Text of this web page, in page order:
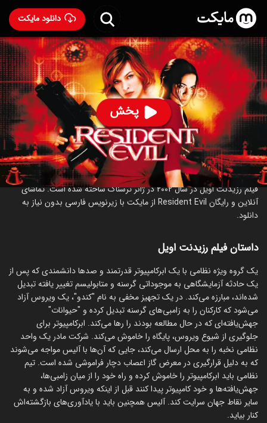
دانلود مایکت
پخش
فیلم رزیدنت اویل- Resident Evil 2002
۳۶۰ 81 ۶.۶
ساخت آلمان سال 2002
رده سنی ۱۸+
ترسناک
علمی‌تخیلی
درباره فیلم رزیدنت اویل
فیلم رزیدنت اویل در سال 2002 در ژانر ترسناک ساخته شده است. تماشای
آنلاین و رایگان Resident Evil از مایکت با زیرنویس فارسی بدون نیاز به
دانلود.
داستان فیلم رزیدنت اویل
یک گروه ویژه نظامی با یک ابرکامپیوتر قدرتمند و صدها دانشمندی که پس از
یک حادثه آزمایشگاهی به موجوداتی گرسنه و متابولیسم تغییر یافته تبدیل
شده‌اند، مبارزه می‌کند. در یک تجهیز مخفی به نام "کندو"، یک ویروس آزاد
می‌شود که کارکنان را به زامبی‌های گرسنه تبدیل کرده و "حیوانات"
جهش‌یافته‌ای که در حال مطالعه بودند را رها می‌کند. ابرکامپیوتر برای
جلوگیری از شیوع ویروس، پایگاه را خاموش می‌کند. شرکت مادر یک واحد
نظامی نخبه را به محل ارسال می‌کند، جایی که آن‌ها با آلیس مواجه می‌شوند
که به دلیل قرارگیری در معرض گاز اعصاب دچار فراموشی شده است. تیم
نظامی باید ابرکامپیوتر را خاموش کرده و راه خود را از میان زامبی‌ها،
جهش‌یافته‌ها و خود کامپیوتر پیدا کنند قبل از اینکه ویروس آزاد شده و به
سایر نقاط جهان سرایت کند. آلیس همچنین باید با یادآوری‌های بازگشته‌اش
کنار بیاید.